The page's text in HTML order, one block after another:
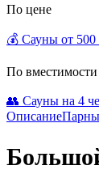
По цене
💰 Сауны от 500
По вместимости
👥 Сауны на 4
Описание